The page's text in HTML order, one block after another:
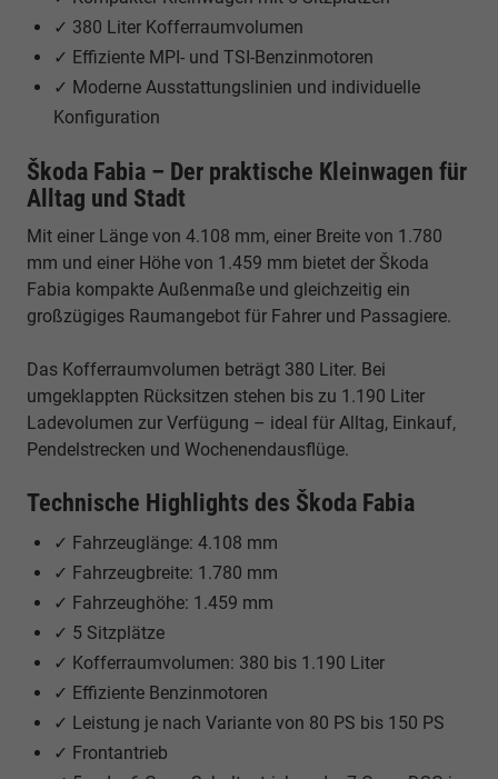
✓ 380 Liter Kofferraumvolumen
✓ Effiziente MPI- und TSI-Benzinmotoren
✓ Moderne Ausstattungslinien und individuelle
Konfiguration
Škoda Fabia – Der praktische Kleinwagen für
Alltag und Stadt
Mit einer Länge von 4.108 mm, einer Breite von 1.780
mm und einer Höhe von 1.459 mm bietet der Škoda
Fabia kompakte Außenmaße und gleichzeitig ein
großzügiges Raumangebot für Fahrer und Passagiere.
Das Kofferraumvolumen beträgt 380 Liter. Bei
umgeklappten Rücksitzen stehen bis zu 1.190 Liter
Ladevolumen zur Verfügung – ideal für Alltag, Einkauf,
Pendelstrecken und Wochenendausflüge.
Technische Highlights des Škoda Fabia
✓ Fahrzeuglänge: 4.108 mm
✓ Fahrzeugbreite: 1.780 mm
✓ Fahrzeughöhe: 1.459 mm
✓ 5 Sitzplätze
✓ Kofferraumvolumen: 380 bis 1.190 Liter
✓ Effiziente Benzinmotoren
✓ Leistung je nach Variante von 80 PS bis 150 PS
✓ Frontantrieb